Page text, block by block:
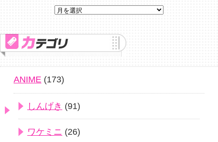
ANIME (173)
しんげき (91)
ワケミニ (26)